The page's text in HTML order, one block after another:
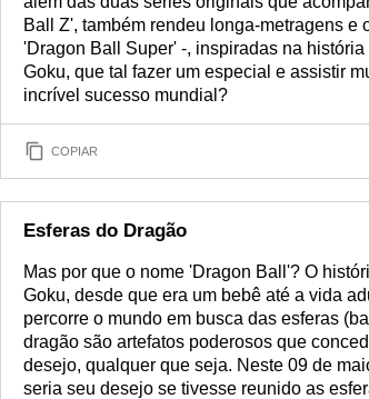
Ball Z', também rendeu longa-metragens e
'Dragon Ball Super' -, inspiradas na
Goku, que tal fazer um especial e assistir
incrível sucesso mundial?
COPIAR
Esferas do Dragão
Mas por que o nome 'Dragon Ball'? O
Goku, desde que era um bebê até a vida
percorre o mundo em busca das esferas
dragão são artefatos poderosos que
desejo, qualquer que seja. Neste 09 de
seria seu desejo se tivesse reunido as